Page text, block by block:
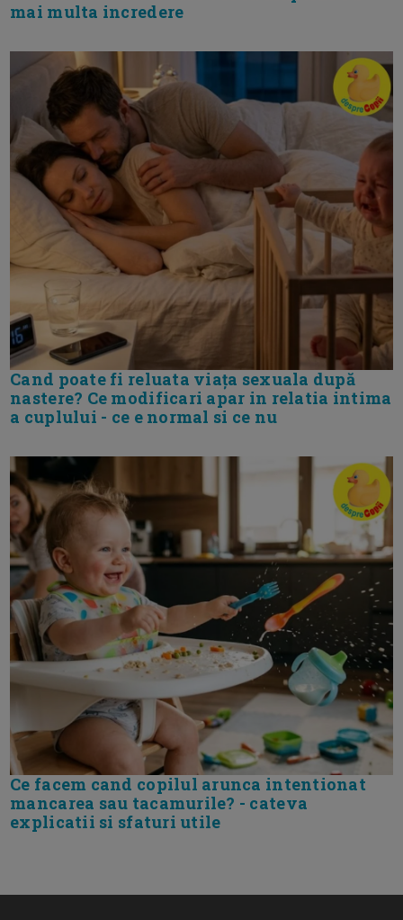
mai multa incredere
Cand poate fi reluata viața sexuala după
nastere? Ce modificari apar in relatia intima
a cuplului - ce e normal si ce nu
Ce facem cand copilul arunca intentionat
mancarea sau tacamurile? - cateva
explicatii si sfaturi utile